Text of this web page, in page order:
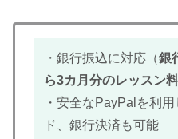
・銀行振込に対応（銀
ら3カ月分のレッスン
・安全なPayPalを利
ド、銀行決済も可能